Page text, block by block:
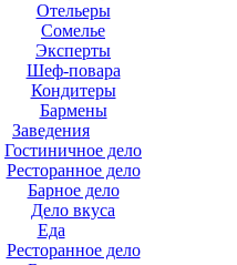
Отельеры
Сомелье
Эксперты
Шеф-повара
Кондитеры
Бармены
Заведения
Гостиничное дело
Ресторанное дело
Барное дело
Дело вкуса
Еда
Ресторанное дело